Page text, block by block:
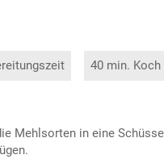
40 min. Koch
Mehlsorten in eine